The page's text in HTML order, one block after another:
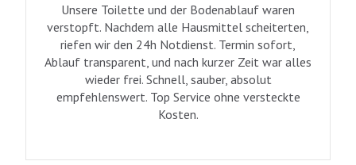
Unsere Toilette und der Bodenablauf waren
verstopft. Nachdem alle Hausmittel scheiterten,
riefen wir den 24h Notdienst. Termin sofort,
Ablauf transparent, und nach kurzer Zeit war alles
wieder frei. Schnell, sauber, absolut
empfehlenswert. Top Service ohne versteckte
Kosten.